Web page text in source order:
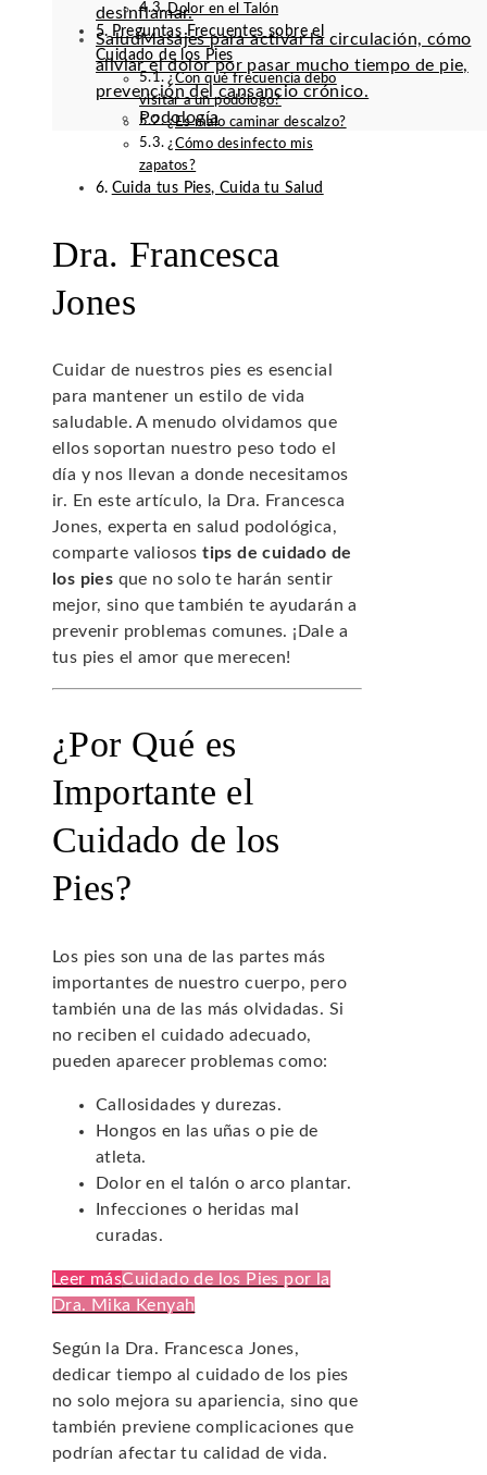
desinflamar.
SaludMasajes para activar la circulación, cómo
aliviar el dolor por pasar mucho tiempo de pie,
prevención del cansancio crónico.
Podología
Dolor en el Talón
Preguntas Frecuentes sobre el
Cuidado de los Pies
¿Con qué frecuencia debo
visitar a un podólogo?
¿Es malo caminar descalzo?
¿Cómo desinfecto mis
zapatos?
Cuida tus Pies, Cuida tu Salud
Dra. Francesca
Jones
Cuidar de nuestros pies es esencial
para mantener un estilo de vida
saludable. A menudo olvidamos que
ellos soportan nuestro peso todo el
día y nos llevan a donde necesitamos
ir. En este artículo, la Dra. Francesca
Jones, experta en salud podológica,
comparte valiosostips de cuidado de
los pies que no solo te harán sentir
mejor, sino que también te ayudarán a
prevenir problemas comunes. ¡Dale a
tus pies el amor que merecen!
¿Por Qué es
Importante el
Cuidado de los
Pies?
Los pies son una de las partes más
importantes de nuestro cuerpo, pero
también una de las más olvidadas. Si
no reciben el cuidado adecuado,
pueden aparecer problemas como:
Callosidades y durezas.
Hongos en las uñas o pie de
atleta.
Dolor en el talón o arco plantar.
Infecciones o heridas mal
curadas.
Leer másCuidado de los Pies por la
Dra. Mika Kenyah
Según la Dra. Francesca Jones,
dedicar tiempo al cuidado de los pies
no solo mejora su apariencia, sino que
también previene complicaciones que
podrían afectar tu calidad de vida.